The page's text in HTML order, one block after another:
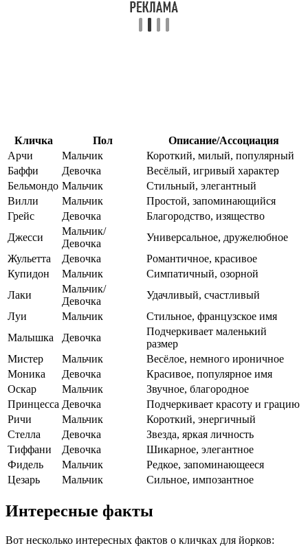
Кличка Пол
Описание/Ассоциация
Арчи
Мальчик
Короткий, милый, популярный
Баффи
Девочка
Весёлый, игривый характер
Бельмондо Мальчик
Стильный, элегантный
Вилли
Мальчик
Простой, запоминающийся
Грейс
Девочка
Благородство, изящество
Джесси
Мальчик/
Девочка
Универсальное, дружелюбное
Жульетта
Девочка
Романтичное, красивое
Купидон
Мальчик
Симпатичный, озорной
Лаки
Мальчик/
Девочка
Удачливый, счастливый
Луи
Мальчик
Стильное, французское имя
Малышка
Девочка
Подчеркивает маленький
размер
Мистер
Мальчик
Весёлое, немного ироничное
Моника
Девочка
Красивое, популярное имя
Оскар
Мальчик
Звучное, благородное
Принцесса Девочка
Подчеркивает красоту и грацию
Ричи
Мальчик
Короткий, энергичный
Стелла
Девочка
Звезда, яркая личность
Тиффани
Девочка
Шикарное, элегантное
Фидель
Мальчик
Редкое, запоминающееся
Цезарь
Мальчик Сильное, импозантное
Интересные факты
Вот несколько интересных фактов о кличках для йорков: